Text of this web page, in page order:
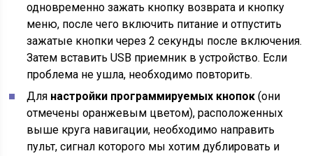
одновременно зажать кнопку возврата и кнопку
меню, после чего включить питание и отпустить
зажатые кнопки через 2 секунды после включения.
Затем вставить USB приемник в устройство. Если
проблема не ушла, необходимо повторить.
Для настройки программируемых кнопок (они
отмечены оранжевым цветом), расположенных
выше круга навигации, необходимо направить
пульт, сигнал которого мы хотим дублировать и